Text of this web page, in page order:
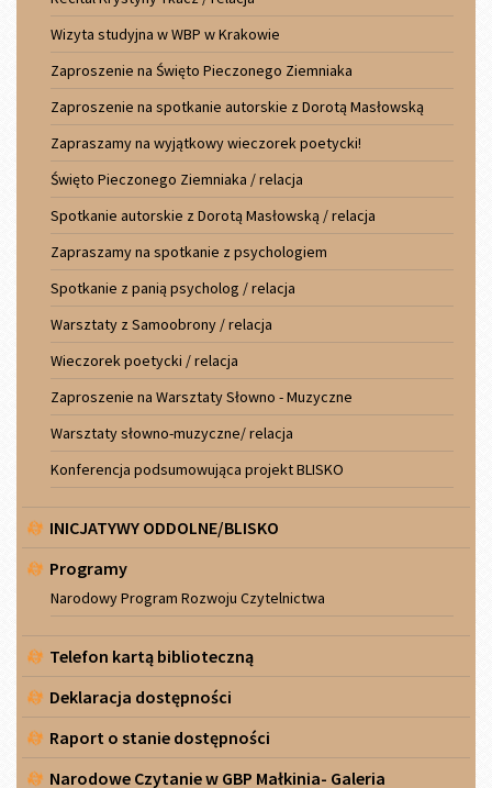
Wizyta studyjna w WBP w Krakowie
Zaproszenie na Święto Pieczonego Ziemniaka
Zaproszenie na spotkanie autorskie z Dorotą Masłowską
Zapraszamy na wyjątkowy wieczorek poetycki!
Święto Pieczonego Ziemniaka / relacja
Spotkanie autorskie z Dorotą Masłowską / relacja
Zapraszamy na spotkanie z psychologiem
Spotkanie z panią psycholog / relacja
Warsztaty z Samoobrony / relacja
Wieczorek poetycki / relacja
Zaproszenie na Warsztaty Słowno - Muzyczne
Warsztaty słowno-muzyczne/ relacja
Konferencja podsumowująca projekt BLISKO
INICJATYWY ODDOLNE/BLISKO
Programy
Narodowy Program Rozwoju Czytelnictwa
Telefon kartą biblioteczną
Deklaracja dostępności
Raport o stanie dostępności
Narodowe Czytanie w GBP Małkinia- Galeria